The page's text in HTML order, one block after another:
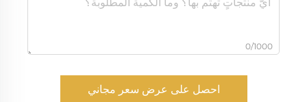
0/1000
احصل على عرض سعر مجاني